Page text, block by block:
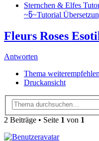
Sternchen & Elfes
~წ~Tutorial
Fleurs Roses
Antworten
Thema
Druckansicht
2 Beiträge • Seite 1 von 1